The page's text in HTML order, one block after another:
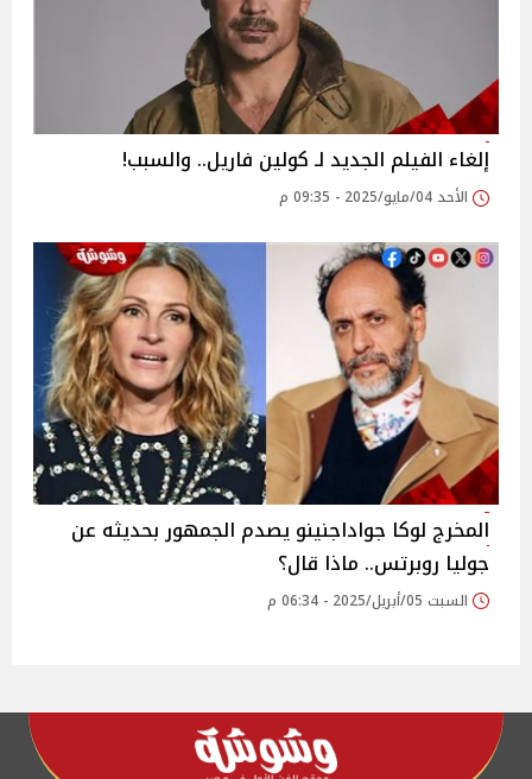
إلغاء الفيلم الجديد لـ كولين فاريل.. والسبب!
الأحد 04/مايو/2025 - 09:35 م
المخرج لوكا جواداجنينو يصدم الجمهور بحديثه عن
جوليا روبرتس.. ماذا قال؟
السبت 05/أبريل/2025 - 06:34 م